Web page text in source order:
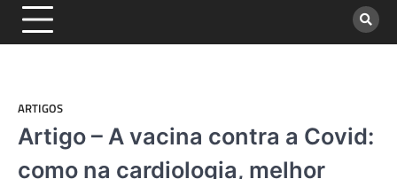
ARTIGOS
Artigo – A vacina contra a Covid:
como na cardiologia, melhor